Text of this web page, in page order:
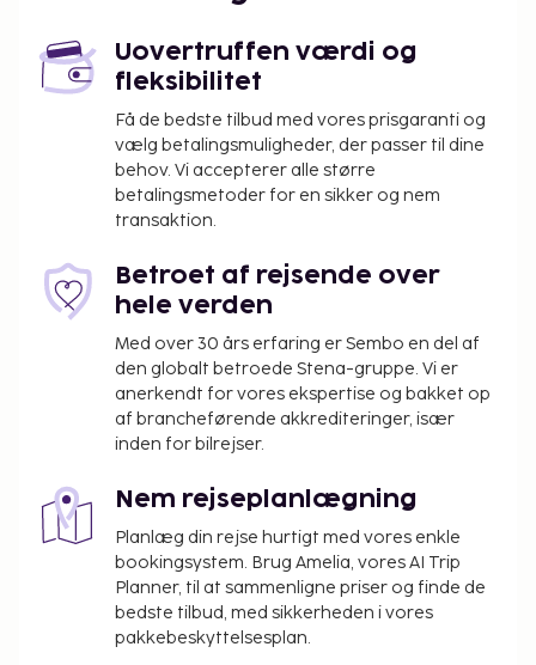
stedet. Fra en have på stedet kan du nyde den
skønne udsigt, og du kan nyde godt af faciliteter,
såsom gratis trådløs internetadgang.
Uovertruffen værdi og
fleksibilitet
Få de bedste tilbud med vores prisgaranti og
vælg betalingsmuligheder, der passer til dine
behov. Vi accepterer alle større
betalingsmetoder for en sikker og nem
transaktion.
Betroet af rejsende over
hele verden
Med over 30 års erfaring er Sembo en del af
den globalt betroede Stena-gruppe. Vi er
anerkendt for vores ekspertise og bakket op
af brancheførende akkrediteringer, især
inden for bilrejser.
Nem rejseplanlægning
Planlæg din rejse hurtigt med vores enkle
bookingsystem. Brug Amelia, vores AI Trip
Planner, til at sammenligne priser og finde de
bedste tilbud, med sikkerheden i vores
pakkebeskyttelsesplan.